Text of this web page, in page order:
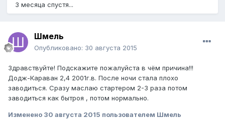
3 месяца спустя...
Шмель
Опубликовано: 30 августа 2015
Здравствуйте! Подскажите пожалуйста в чём причина!!!
Додж-Караван 2,4 2001г.в. После ночи стала плохо
заводиться. Сразу маслаю стартером 2-3 раза потом
заводиться как бытроя , потом нормально.
Изменено 30 августа 2015 пользователем Шмель